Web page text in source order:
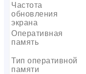
Частота
обновления
экрана
Оперативная
память
Тип оперативной
памяти